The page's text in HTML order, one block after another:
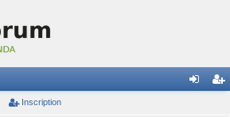
Inscription